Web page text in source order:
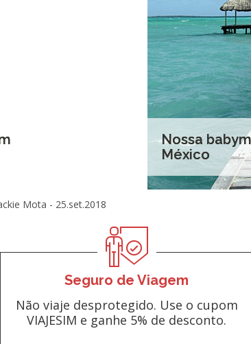
Mota - 25.set.2018
Nossa
México
Seguro de Viagem
Não viaje desprotegido. Use o cupom
VIAJESIM e ganhe 5% de desconto.